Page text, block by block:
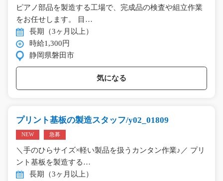
ピアノ部品を製造する工場で、完成品の検査や組立作業
をお任せします。 目…
長期（3ヶ月以上）
時給1,300円
静岡県磐田市
気になる
プリント基板の製造スタッフ/y02_01809
NEW 急募
＼手のひらサイズ×軽い製品を扱うカンタン作業♪／ プリ
ント基板を製造する…
長期（3ヶ月以上）